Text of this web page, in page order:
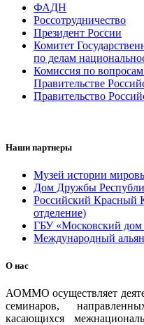
ФАДН
Россотрудничество
Президент России
Комитет
по делам
Комиссия по
Правительстве
Правительство
Наши партнеры
Музей истории
Дом Дружбы
Российский Красный
отделение)
ГБУ «Московский дом
Международный
О нас
АОММО осуществляет
семинаров,
касающихся